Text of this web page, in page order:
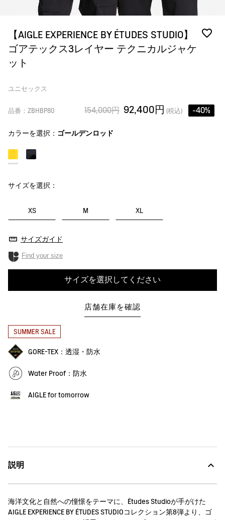
【AIGLE EXPERIENCE BY ÉTUDES STUDIO】
ゴアテックス3レイヤー テクニカルジャケ
ット
ユニセックス
品番：ZBHBP80 154,000円 92,400円 (税込) -40%
カラーを選択： ゴールデンロッド
サイズを選択：
XS M XL
サイズガイド
Find your size
サイズを選択してください
店舗在庫を確認
SUMMER SALE
GORE-TEX：透湿・防水
Water Proof：防水
AIGLE for tomorrow
説明
海洋文化と自然への憧憬をテーマに、Études Studioが手がけた
AIGLE EXPERIENCE BY ÉTUDES STUDIOコレクション第8弾より、ゴ